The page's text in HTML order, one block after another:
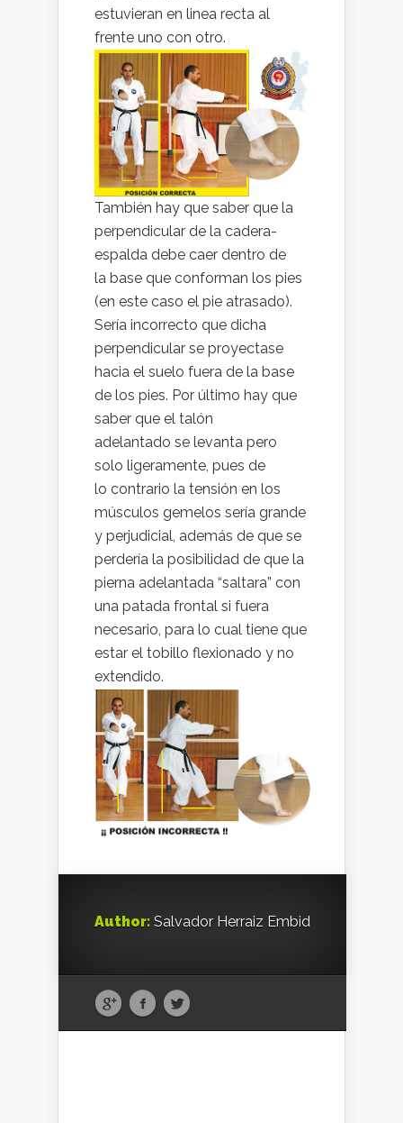
estuvieran en linea recta al
frente uno con otro.
También hay que saber que la
perpendicular de la cadera-
espalda debe caer dentro de
la base que conforman los pies
(en este caso el pie atrasado).
Sería incorrecto que dicha
perpendicular se proyectase
hacia el suelo fuera de la base
de los pies. Por último hay que
saber que el talón
adelantado se levanta pero
solo ligeramente, pues de
lo contrario la tensión en los
músculos gemelos sería grande
y perjudicial, además de que se
perdería la posibilidad de que la
pierna adelantada “saltara” con
una patada frontal si fuera
necesario, para lo cual tiene que
estar el tobillo flexionado y no
extendido.
Author: Salvador Herraiz Embid